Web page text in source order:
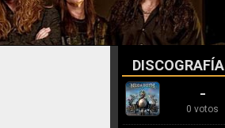
DISCOGRAFÍA
-
0 votos